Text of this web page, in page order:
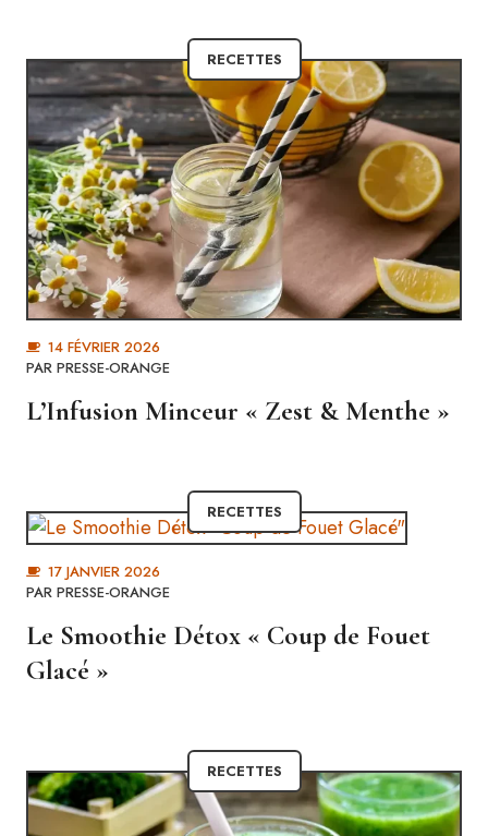
RECETTES
14 FÉVRIER 2026
PAR PRESSE-ORANGE
L’Infusion Minceur « Zest & Menthe »
RECETTES
17 JANVIER 2026
PAR PRESSE-ORANGE
Le Smoothie Détox « Coup de Fouet
Glacé »
RECETTES